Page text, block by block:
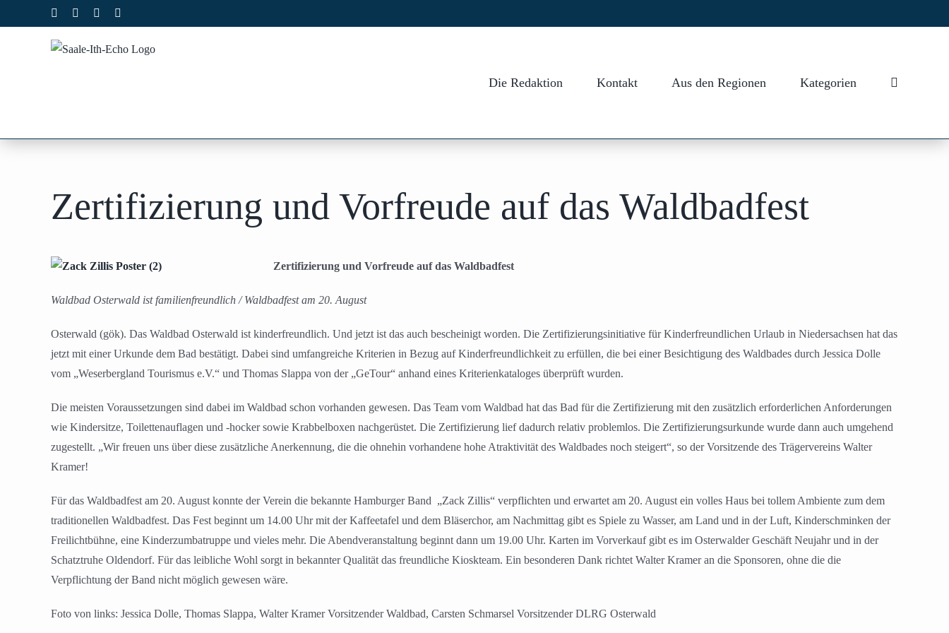
Inhalt
Facebook Instagram
Die Redaktion Kontakt Aus den Regionen Kategorien
Zertifizierung und Vorfreude auf das Waldbadfest
Zertifizierung und Vorfreude auf das Waldbadfest
Waldbad Osterwald ist familienfreundlich / Waldbadfest am 20. August
Osterwald (gök). Das Waldbad Osterwald ist kinderfreundlich. Und jetzt ist das auch bescheinigt worden. Die Zertifizierungsinitiative für Kinderfreundlichen Urlaub in Niedersachsen hat das
jetzt mit einer Urkunde dem Bad bestätigt. Dabei sind umfangreiche Kriterien in Bezug auf Kinderfreundlichkeit zu erfüllen, die bei einer Besichtigung des Waldbades durch Jessica Dolle
vom „Weserbergland Tourismus e.V.“ und Thomas Slappa von der „GeTour“ anhand eines Kriterienkataloges überprüft wurden.
Die meisten Voraussetzungen sind dabei im Waldbad schon vorhanden gewesen. Das Team vom Waldbad hat das Bad für die Zertifizierung mit den zusätzlich erforderlichen Anforderungen
wie Kindersitze, Toilettenauflagen und -hocker sowie Krabbelboxen nachgerüstet. Die Zertifizierung lief dadurch relativ problemlos. Die Zertifizierungsurkunde wurde dann auch umgehend
zugestellt. „Wir freuen uns über diese zusätzliche Anerkennung, die die ohnehin vorhandene hohe Atraktivität des Waldbades noch steigert“, so der Vorsitzende des Trägervereins Walter
Kramer!
Für das Waldbadfest am 20. August konnte der Verein die bekannte Hamburger Band „Zack Zillis“ verpflichten und erwartet am 20. August ein volles Haus bei tollem Ambiente zum dem
traditionellen Waldbadfest. Das Fest beginnt um 14.00 Uhr mit der Kaffeetafel und dem Bläserchor, am Nachmittag gibt es Spiele zu Wasser, am Land und in der Luft, Kinderschminken der
Freilichtbühne, eine Kinderzumbatruppe und vieles mehr. Die Abendveranstaltung beginnt dann um 19.00 Uhr. Karten im Vorverkauf gibt es im Osterwalder Geschäft Neujahr und in der
Schatztruhe Oldendorf. Für das leibliche Wohl sorgt in bekannter Qualität das freundliche Kioskteam. Ein besonderen Dank richtet Walter Kramer an die Sponsoren, ohne die die
Verpflichtung der Band nicht möglich gewesen wäre.
Foto von links: Jessica Dolle, Thomas Slappa, Walter Kramer Vorsitzender Waldbad, Carsten Schmarsel Vorsitzender DLRG Osterwald